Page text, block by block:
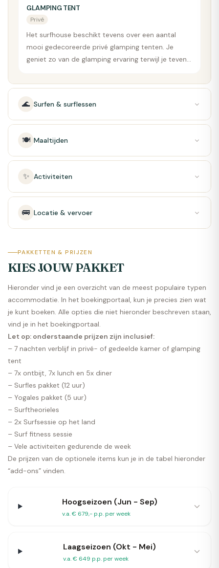
GLAMPING TENT
Privé
Het surfhouse beschikt tevens over een aantal
mooi gedecoreerde privé glamping tenten. Je
geniet zo van de glamping ervaring terwijl je tevens
surfhouse.
🌊 Surfen & surflessen
🍽️ Maaltijden
✨ Activiteiten
🚌 Locatie & vervoer
PAKKETTEN & PRIJZEN
KIES JOUW PAKKET
Hieronder vind je een overzicht van de meest populaire typen
accommodatie. In het boekingportaal, kun je precies zien wat
je kunt boeken. Alle opties die niet hieronder beschreven staan,
vind je in het boekingportaal.
Let op: onderstaande prijzen zijn inclusief:
– 7 nachten verblijf in privé- of gedeelde kamer of glamping
tent
– 7x ontbijt, 7x lunch en 5x diner
– Surfles pakket (12 uur)
– Yogales pakket (5 uur)
– Surftheorieles
– 2x Surfsessie op het land
– Surf fitness sessie
– Vele activiteiten gedurende de week
De prijzen van de optionele items kun je in de tabel hieronder
“add-ons” vinden.
Hoogseizoen (Jun - Sep)
v.a. € 679,- p.p. per week
Laagseizoen (Okt - Mei)
v.a. € 649 p.p. per week